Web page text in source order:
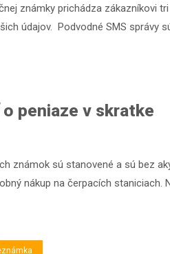
známky prichádza zákazníkovi
údajov. Podvodné SMS
peniaze v skratke
známok sú stanovené a sú bez
nákup na čerpacích staniciach.